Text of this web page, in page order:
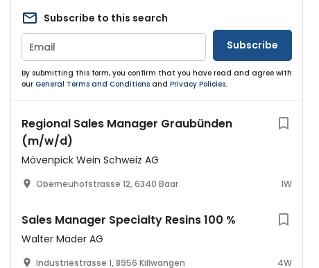
Subscribe to this search
Subscribe
By submitting this form, you confirm that you have read and agree with
our General Terms and Conditions and Privacy Policies.
Regional Sales Manager Graubünden
(m/w/d)
Mövenpick Wein Schweiz AG
Oberneuhofstrasse 12, 6340 Baar 1W
Sales Manager Specialty Resins 100 %
Walter Mäder AG
Industriestrasse 1, 8956 Killwangen 4W